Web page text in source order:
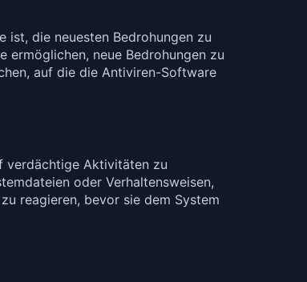
ist, die neuesten Bedrohungen zu
ermöglichen, neue Bedrohungen zu
auf die die Antiviren-Software
verdächtige Aktivitäten zu
oder Verhaltensweisen,
reagieren, bevor sie dem System